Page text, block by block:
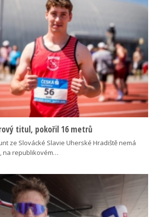
titul, pokořil 16 metrů
ze Slovácké Slavie Uherské Hradiště nemá
na republikovém…